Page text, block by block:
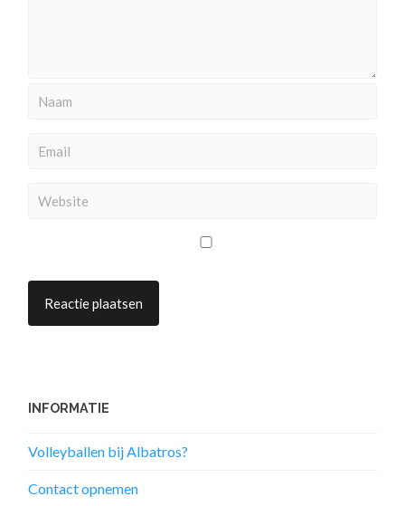
INFORMATIE
Volleyballen bij Albatros?
Contact opnemen